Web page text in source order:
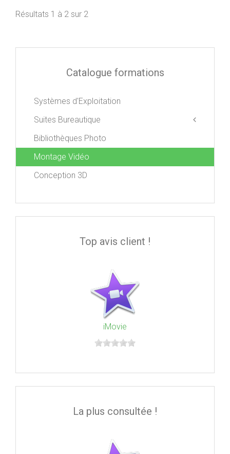
Résultats 1 à 2 sur 2
Catalogue formations
Systèmes d'Exploitation
Suites Bureautique
Apple iWork
Libre Office
Microsoft Office
Bibliothèques Photo
Montage Vidéo
Conception 3D
Top avis client !
iMovie
La plus consultée !